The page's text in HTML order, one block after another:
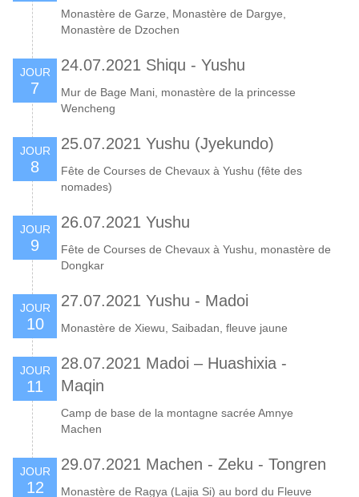
Monastère de Garze, Monastère de Dargye,
Monastère de Dzochen
JOUR
7
24.07.2021 Shiqu - Yushu
Mur de Bage Mani, monastère de la princesse
Wencheng
JOUR
8
25.07.2021 Yushu (Jyekundo)
Fête de Courses de Chevaux à Yushu (fête des
nomades)
JOUR
9
26.07.2021 Yushu
Fête de Courses de Chevaux à Yushu, monastère de
Dongkar
JOUR
10
27.07.2021 Yushu - Madoi
Monastère de Xiewu, Saibadan, fleuve jaune
JOUR
11
28.07.2021 Madoi – Huashixia -
Maqin
Camp de base de la montagne sacrée Amnye
Machen
JOUR
12
29.07.2021 Machen - Zeku - Tongren
Monastère de Ragya (Lajia Si) au bord du Fleuve